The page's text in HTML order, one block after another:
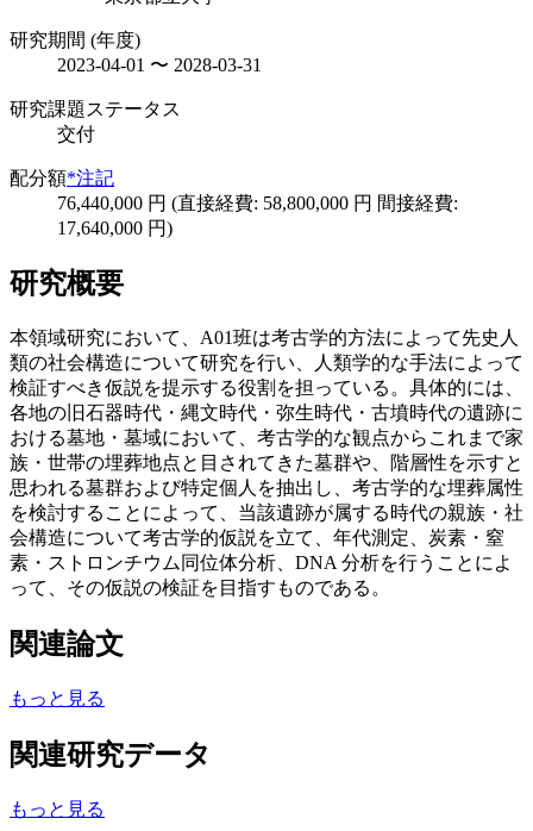
研究期間 (年度)
2023-04-01 〜 2028-03-31
研究課題ステータス
交付
配分額*注記
76,440,000 円 (直接経費: 58,800,000 円 間接経費:
17,640,000 円)
研究概要
本領域研究において、A01班は考古学的方法によって先史人
類の社会構造について研究を行い、人類学的な手法によって
検証すべき仮説を提示する役割を担っている。具体的には、
各地の旧石器時代・縄文時代・弥生時代・古墳時代の遺跡に
おける墓地・墓域において、考古学的な観点からこれまで家
族・世帯の埋葬地点と目されてきた墓群や、階層性を示すと
思われる墓群および特定個人を抽出し、考古学的な埋葬属性
を検討することによって、当該遺跡が属する時代の親族・社
会構造について考古学的仮説を立て、年代測定、炭素・窒
素・ストロンチウム同位体分析、DNA 分析を行うことによ
って、その仮説の検証を目指すものである。
関連論文
もっと見る
関連研究データ
もっと見る